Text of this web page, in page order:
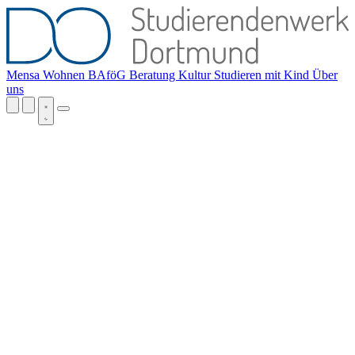
Mensa Wohnen BAföG Beratung Kultur Studieren mit Kind Über
uns